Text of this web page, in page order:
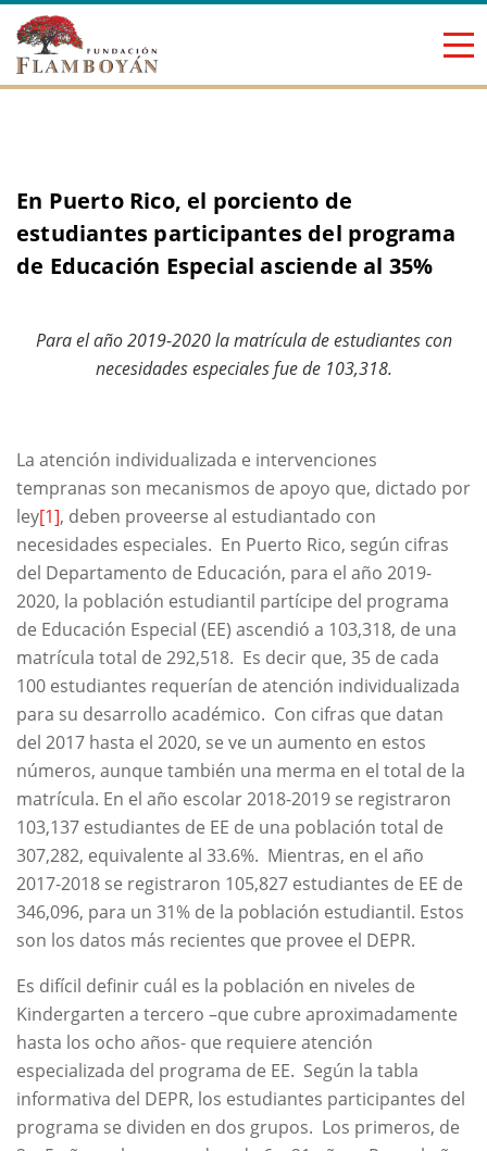
En Puerto Rico, el porciento de
estudiantes participantes del programa
de Educación Especial asciende al 35%
Para el año 2019-2020 la matrícula de estudiantes con
necesidades especiales fue de 103,318.
La atención individualizada e intervenciones
tempranas son mecanismos de apoyo que, dictado por
ley[1], deben proveerse al estudiantado con
necesidades especiales. En Puerto Rico, según cifras
del Departamento de Educación, para el año 2019-
2020, la población estudiantil partícipe del programa
de Educación Especial (EE) ascendió a 103,318, de una
matrícula total de 292,518. Es decir que, 35 de cada
100 estudiantes requerían de atención individualizada
para su desarrollo académico. Con cifras que datan
del 2017 hasta el 2020, se ve un aumento en estos
números, aunque también una merma en el total de la
matrícula. En el año escolar 2018-2019 se registraron
103,137 estudiantes de EE de una población total de
307,282, equivalente al 33.6%. Mientras, en el año
2017-2018 se registraron 105,827 estudiantes de EE de
346,096, para un 31% de la población estudiantil. Estos
son los datos más recientes que provee el DEPR.
Es difícil definir cuál es la población en niveles de
Kindergarten a tercero –que cubre aproximadamente
hasta los ocho años- que requiere atención
especializada del programa de EE. Según la tabla
informativa del DEPR, los estudiantes participantes del
programa se dividen en dos grupos. Los primeros, de